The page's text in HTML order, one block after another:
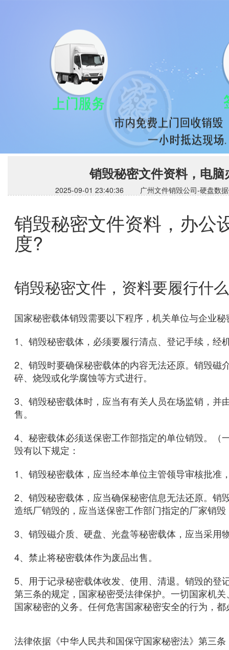
销毁秘密文件资料，电
2025-09-01 23:40:36 广州文件销毁公司-硬盘数
销毁秘密文件资料，办公
度?
销毁秘密文件，资料要履行什
国家秘密载体销毁需要以下程序，机关单位与企业
1、销毁秘密载体，必须要履行清点、登记手续，经
2、销毁时要确保秘密载体的内容无法还原。销毁
碎、烧毁或化学腐蚀等方式进行。
3、销毁秘密载体时，应当有有关人员在场监销，
售。
4、秘密载体必须送保密工作部指定的单位销毁。
毁有以下规定：
1、销毁秘密载体，应当经本单位主管领导审核批准
2、销毁秘密载体，应当确保秘密信息无法还原。
造纸厂销毁的，应当送保密工作部门指定的厂家销
3、销毁磁介质、硬盘、光盘等秘密载体，应当采用
4、禁止将秘密载体作为废品出售。
5、用于记录秘密载体收发、使用、清退。销毁的
第三条的规定，国家秘密受法律保护。一切国家机
国家秘密的义务。任何危害国家秘密安全的行为，
法律依据《中华人民共和国保守国家秘密法》第三